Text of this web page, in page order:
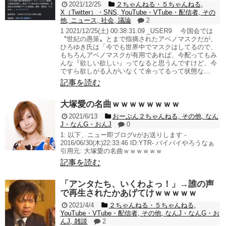
2021/12/25 ２ちゃんねる・５ちゃんねる,
X（Twitter）・SNS, YouTube・VTube・配信者, その
他, ニュース, 社会, 議論
2
1 2021/12/25(土) 00:38:31.09 _USER9 今国会では
〝世紀の愚策〟とまで指摘されたアベノマスクだが、
ひろゆき氏は「今でも世界中でマスクはしてるので、
もちろんアベノマスクが有用であれば、今配ってもみ
んな『欲しい欲しい』ってなると思うんですけど、今
ですら欲しがる人がいなくて余ってるって状態な...
記事を読む
大塚愛の名曲ｗｗｗｗｗｗｗｗ
2021/6/13 おーぷん２ちゃんねる, その他, なん
J・なんG・おんJ
0
1: 以下、ニュー即ブログνがお送りします -
2016/06/30(木)22:33:46 ID:YTR- バイバイやろうなぁ
引用元: 大塚愛の名曲ｗｗｗｗｗｗ
記事を読む
「アンタたち、いくわよっ！」→誰の声
で再生されたかあげてけｗｗｗｗｗ
2021/4/4 ２ちゃんねる・５ちゃんねる,
YouTube・VTube・配信者, その他, なんJ・なんG・お
んJ, 雑談
2